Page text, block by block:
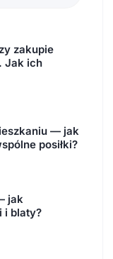
zakupie
Jak ich
— jak
posiłki?
jak
i blaty?